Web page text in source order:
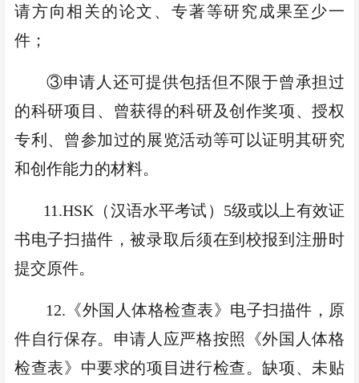
请方向相关的论文、专著等研究成果至少一
件 ；
③申请人 还可提供包括但不限于曾承担过
的科研项目、曾获得的科研及创作奖项、授权
专利、曾参加过的展览活动等可以证明其研究
和创作能力的材料。
11.HSK （汉语水平考试） 5级或以上有效证
书电子扫描件 ，被录取后须在到校报到注册时
提交原件。
12. 《外国人体格检查表》 电子扫描件， 原
件自行保存。申请人应严格按照《外国人体格
检查表》中要求的项目进行检查。缺项、未贴